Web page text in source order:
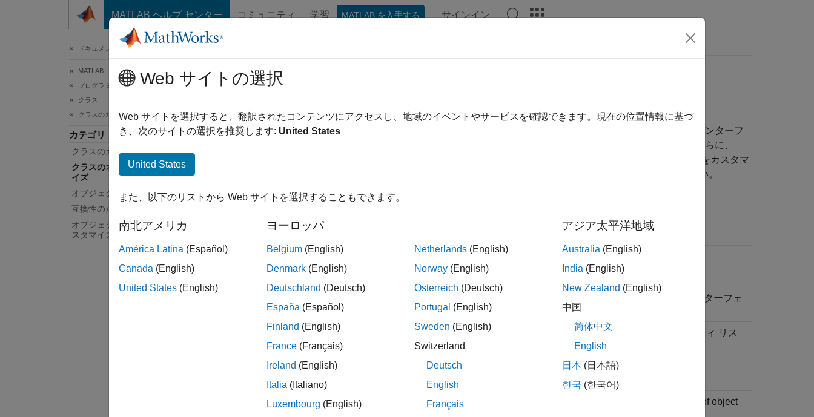
コンテンツへスキップ
MATLAB ヘルプ センター コミュニティ 学習 MATLAB を入手する サインイン
ドキュメンテーションのホーム
MATLAB
プログラミング
クラス
クラスのカスタマイズ
カテゴリ
クラスのカスタマイズ手法
クラスのオブジェクト表示のカスタマ
イズ
オブジェクトの保存と読み込み
互換性のためのクラスの設計
オブジェクトのインデックス付けのカ
スタマイズ
クラスのオブジェクト表示のカスタマイズ
MATLAB® によってコマンド ウィンドウにクラスのオブジェクトが表示される方法をカスタマイズ
CustomDisplayクラスは、MATLAB によるオブジェクトの表示方法をカスタマイズするために使用できるインターフ
を参照してください。さらに、
クラスでは、struct や table など、コンテナーにおけるオブジェクトの表示をカスタマ
を参照してください。
関数
details 配列の詳細の表示
クラス
オブジェクトの表示をカスタマイズするインターフェ
matlab.mixin.util.PropertyGroup
オブジェクト表示のためのカスタム プロパティ リス
matlab.mixin.CustomCompactDisplayProvider
Interface for customizing object display within
(R2021b 以降)
matlab.display.CompactDisplayRepresentation
Base class for representing compact display of object
Web サイトの選択
Web サイトを選択すると、翻訳されたコンテンツにアクセスし、地域のイベントやサービスを確認できます。現在の位置情報に基づ
き、次のサイトの選択を推奨します: United States
United States
また、以下のリストから Web サイトを選択することもできます。
南北アメリカ
América Latina (Español)
Canada (English)
United States (English)
ヨーロッパ
Belgium (English)
Denmark (English)
Deutschland (Deutsch)
España (Español)
Finland (English)
France (Français)
Ireland (English)
Italia (Italiano)
Luxembourg (English)
Netherlands (English)
Norway (English)
Österreich (Deutsch)
Portugal (English)
Sweden (English)
Switzerland
Deutsch
English
Français
アジア太平洋地域
Australia (English)
India (English)
New Zealand (English)
中国
简体中文
English
日本 (日本語)
한국 (한국어)